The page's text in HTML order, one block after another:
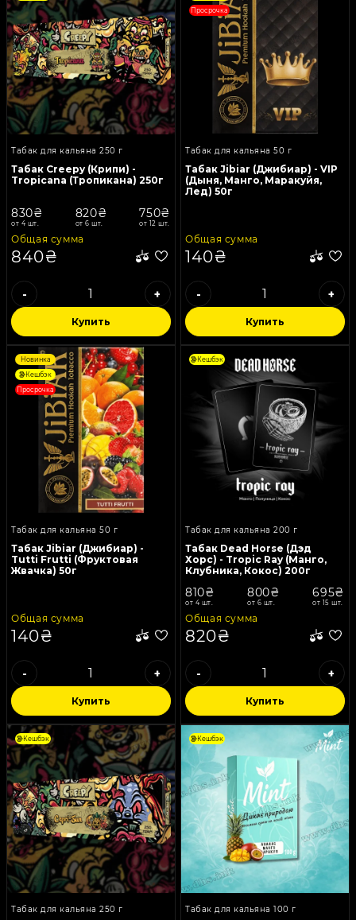
Табак для кальяна 250 г
Табак Creepy (Крипи) -
Tropicana (Тропикана) 250г
830₴
от 4 шт.
820₴
от 6 шт.
750₴
от 12 шт.
Общая сумма
840₴
- +
Купить
Просрочка
Табак для кальяна 50 г
Табак Jibiar (Джибиар) - VIP
(Дыня, Манго, Маракуйя,
Лед) 50г
Общая сумма
140₴
- +
Купить
Новинка
Кешбэк
Просрочка
Табак для кальяна 50 г
Табак Jibiar (Джибиар) -
Tutti Frutti (Фруктовая
Жвачка) 50г
Общая сумма
140₴
- +
Купить
Кешбэк
Табак для кальяна 200 г
Табак Dead Horse (Дэд
Хорс) - Tropic Ray (Манго,
Клубника, Кокос) 200г
810₴
от 4 шт.
800₴
от 6 шт.
695₴
от 15 шт.
Общая сумма
820₴
- +
Купить
Кешбэк
Табак для кальяна 250 г
Кешбэк
Табак для кальяна 100 г